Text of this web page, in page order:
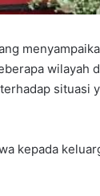
wilayah
situasi
kepada